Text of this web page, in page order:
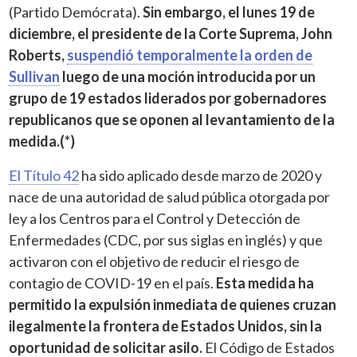
(Partido Demócrata).Sin embargo, el lunes 19 de
diciembre, el presidente de la Corte Suprema, John
Roberts,suspendió temporalmente la orden de
Sullivan luego de una moción introducida por un
grupo de 19 estados liderados por gobernadores
republicanos que se oponen al levantamiento de la
medida.(*)
El Título 42ha sido aplicado desde marzo de 2020 y
nace de una autoridad de salud pública otorgada por
ley a los Centros para el Control y Detección de
Enfermedades (CDC, por sus siglas en inglés) y que
activaron con el objetivo de reducir el riesgo de
contagio de COVID-19 en el país. Esta medida ha
permitido la expulsión inmediata de quienes cruzan
ilegalmente la frontera de Estados Unidos, sin la
oportunidad de solicitar asilo. El Código de Estados